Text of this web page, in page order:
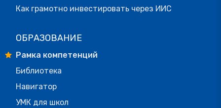
Как грамотно инвестировать через ИИС
ОБРАЗОВАНИЕ
Рамка компетенций
Библиотека
Навигатор
УМК для школ